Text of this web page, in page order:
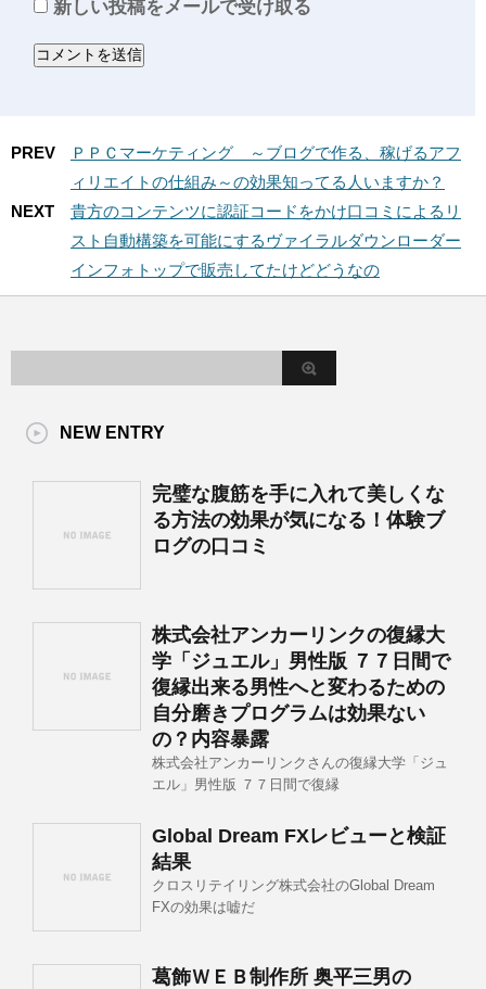
新しい投稿をメールで受け取る
PREV
ＰＰＣマーケティング ～ブログで作る、稼げるアフ
ィリエイトの仕組み～の効果知ってる人いますか？
NEXT
貴方のコンテンツに認証コードをかけ口コミによるリ
スト自動構築を可能にするヴァイラルダウンローダー
インフォトップで販売してたけどどうなの
NEW ENTRY
完璧な腹筋を手に入れて美しくな
る方法の効果が気になる！体験ブ
ログの口コミ
株式会社アンカーリンクの復縁大
学「ジュエル」男性版 ７７日間で
復縁出来る男性へと変わるための
自分磨きプログラムは効果ない
の？内容暴露
株式会社アンカーリンクさんの復縁大学「ジュ
エル」男性版 ７７日間で復縁
Global Dream FXレビューと検証
結果
クロスリテイリング株式会社のGlobal Dream
FXの効果は嘘だ
葛飾ＷＥＢ制作所 奥平三男の